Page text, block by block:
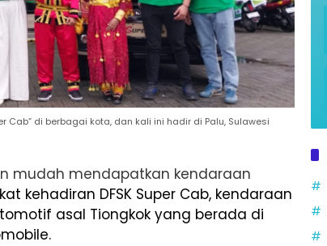
Cab” di berbagai kota, dan kali ini hadir di Palu, Sulawesi
mudah mendapatkan kendaraan
kehadiran DFSK Super Cab, kendaraan
asal Tiongkok yang berada di